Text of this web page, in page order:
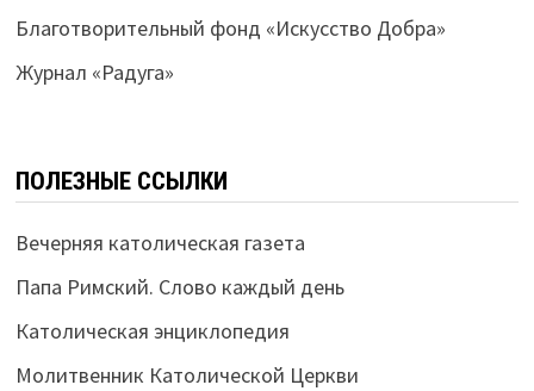
Благотворительный фонд «Искусство Добра»
Журнал «Радуга»
ПОЛЕЗНЫЕ ССЫЛКИ
Вечерняя католическая газета
Папа Римский. Слово каждый день
Католическая энциклопедия
Молитвенник Католической Церкви